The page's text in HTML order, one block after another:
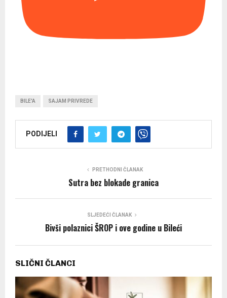
BILE'A SAJAM PRIVREDE
PODIJELI
PRETHODNI ČLANAK
Sutra bez blokade granica
SLJEDEĆI ČLANAK
Bivši polaznici ŠROP i ove godine u Bileći
SLIČNI ČLANCI